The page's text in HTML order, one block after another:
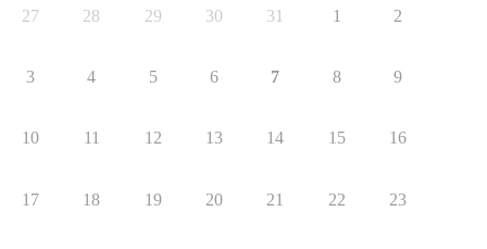
27 28 29 30 31 1 2
3 4 5 6 7 8 9
10 11 12 13 14 15 16
17 18 19 20 21 22 23